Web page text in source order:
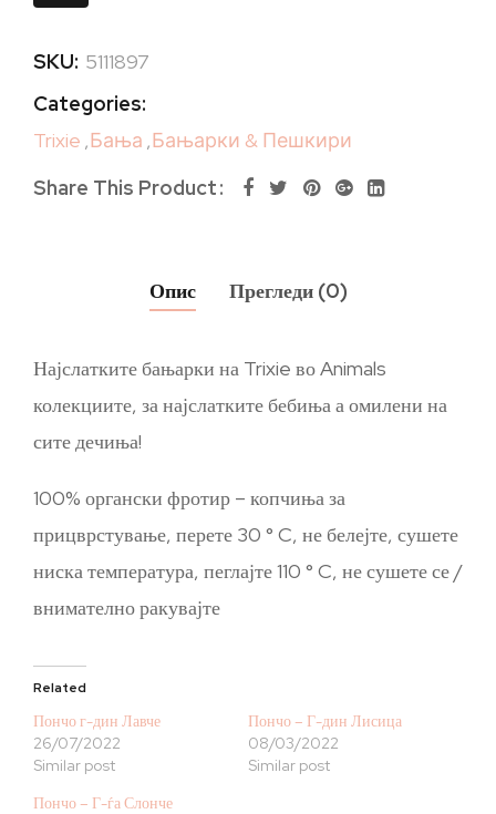
SKU: 5111897
Categories:
Trixie ,Бања ,Бањарки & Пешкири
Share This Product
Опис Прегледи (0)
Најслатките бањарки на Trixie во Animals
колекциите, за најслатките бебиња а омилени на
сите дечиња!
100% органски фротир – копчиња за
прицврстување, перете 30 ° C, не белејте, сушете
ниска температура, пеглајте 110 ° C, не сушете се /
внимателно ракувајте
Related
Пончо г-дин Лавче
26/07/2022
Similar post
Пончо – Г-дин Лисица
08/03/2022
Similar post
Пончо – Г-ѓа Слонче